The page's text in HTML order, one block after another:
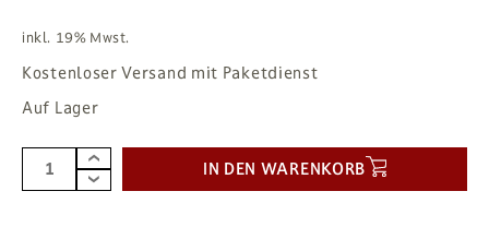
inkl. 19% Mwst.
Kostenloser Versand mit Paketdienst
Auf Lager
IN DEN WARENKORB